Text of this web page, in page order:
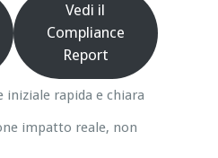
Vedi il
Compliance
Report
iniziale rapida e chiara
impatto reale, non